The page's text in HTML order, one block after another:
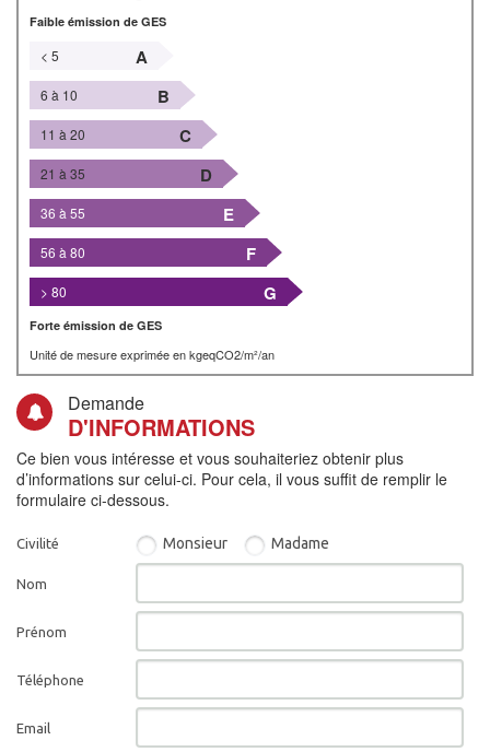
Faible émission de GES
< 5 A
6 à 10 B
11 à 20 C
21 à 35 D
36 à 55 E
56 à 80 F
> 80 G
Forte émission de GES
Unité de mesure exprimée en kgeqCO2/m²/an
Demande
D'INFORMATIONS
Ce bien vous intéresse et vous souhaiteriez obtenir plus
d’informations sur celui-ci. Pour cela, il vous suffit de remplir le
formulaire ci-dessous.
Civilité Monsieur Madame
Nom
Prénom
Téléphone
Email